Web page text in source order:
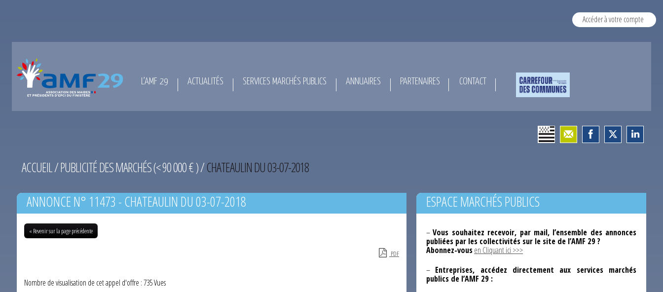
Accéder à votre compte
L’AMF 29 ACTUALITÉS SERVICES MARCHÉS PUBLICS ANNUAIRES PARTENAIRES CONTACT
ACCUEIL/PUBLICITÉ DES MARCHÉS (< 90 000 € )/CHATEAULIN DU 03-07-2018
ANNONCE N° 11473 - CHATEAULIN DU 03-07-2018
« Revenir sur la page précédente
PDF
Nombre de visualisation de cet appel d'offre : 735 Vues
ESPACE MARCHÉS PUBLICS
–Vous souhaitez recevoir, par mail, l’ensemble des annonces
publiées par les collectivités sur le site de l’AMF 29 ?
Abonnez-vousen Cliquant ici >>>
– Entreprises, accédez directement aux services marchés
publics de l’AMF 29 :